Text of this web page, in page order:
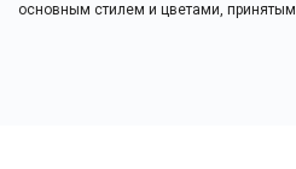
основным стилем и цветами,